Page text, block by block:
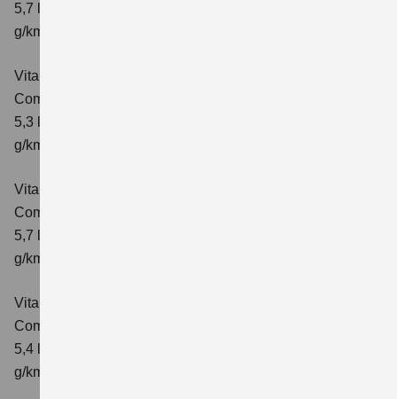
5,7 l/100 km; kombinierter Wert der CO₂-Emission: 129
g/km; CO₂-Klasse: D
Vitara 1.4 BOOSTERJET HYBRID
Comfort+
5,3 l/100km; kombinierter Wert der CO₂-Emission: 120
g/km; CO₂-Klasse: D
Vitara 1.4 BOOSTERJET HYBRID AT
Comfort+
5,7 l/100km; kombinierter Wert der CO₂-Emission: 130
g/km; CO₂-Klasse: D
Vitara 1.4 BOOSTERJET HYBRID ALLGRIP
Comfort
5,4 l/100km; kombinierter Wert der CO₂-Emission: 129
g/km; CO₂-Klasse: D